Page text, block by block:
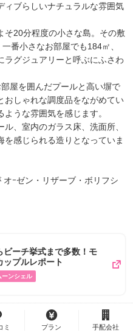
ィブらしいナチュラルな雰囲気
そ20分程度の小さな島。その敷
番小さなお部屋でも184㎡、
ラグジュアリーと呼ぶにふさわ
屋を囲んだプールと高い塀で
おしゃれな調度品をながめてい
うな雰囲気を感じます。
、室内のガラス床、洗面所、
感じられる造りとなっていま
ｰゼン・リザーブ・ボリフシ
ビーチ挙式まで多数！モ
ップルレポート
ーンシェル
ミ プラン 手配会社